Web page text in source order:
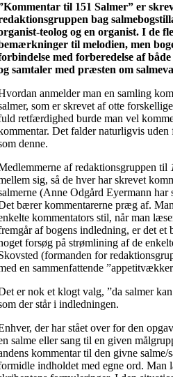
til 151 Salmer” er
bag
teolog og en organist. I de
til melodien, men
med forberedelse af
samtaler med præsten om
anmelder man en samling
som er skrevet af otte
retfærdighed burde man vel
Det falder naturligvis uden
denne.
af redaktionsgruppen til
sig, så de hver har skrevet
(Anne Odgård Eyermann har
bærer kommentarerne præg af.
kommentators stil, når man
af bogens indledning, er det
forsøg på strømlining af de
(formanden for
en sammenfattende
er nok et klogt valg, ”da salmer
der står i indledningen.
der har stået over for den
salme eller sang til en given
kommentar til den givne salme/
indholdet med egne ord. Man